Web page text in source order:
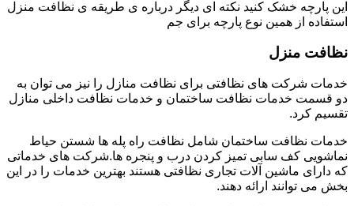
این پارچه خشک کنید نکته ای دیگر درباره ی طریقه ی نظافت منزل
استفاده از همین نوع پارچه برای جم
نظافت منزل
خدمات شرکت های نظافتی برای نظافت منازل را نیز می توان به
دو قسمت خدمات نظافت ساختمان و خدمات نظافت داخلی منازل
تقسیم کرد.
خدمات نظافت ساختمان شامل نظافت راه پله ها شستن حیاط
نماشویی کف سابی تمیز کردن درب و پنجره ها.شرکت های خدماتی
که دارای ماشین آلات تجاری نظافتی هستند بهترین خدمات را در این
بخش می توانند ارائه دهند.